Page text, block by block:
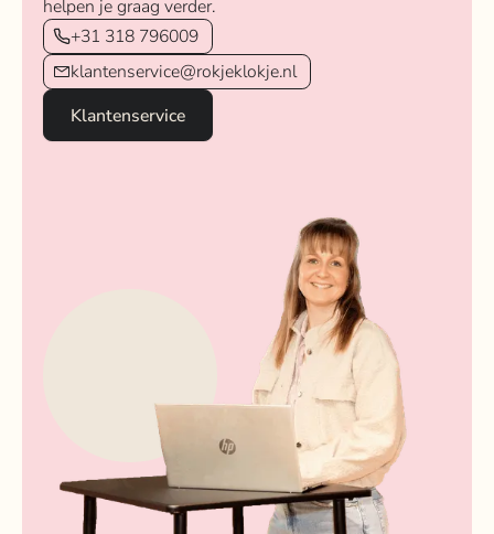
helpen je graag verder.
+31 318 796009
klantenservice@rokjeklokje.nl
Klantenservice